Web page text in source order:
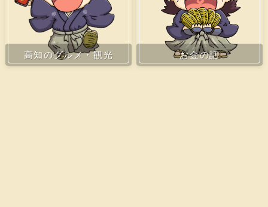
高知のグルメ・観光 お金の話